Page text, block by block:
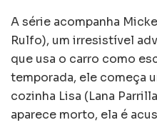
A série acompanha
Rulfo), um irresistível
que usa o carro como
temporada, ele começa
cozinha Lisa (Lana
aparece morto, ela é